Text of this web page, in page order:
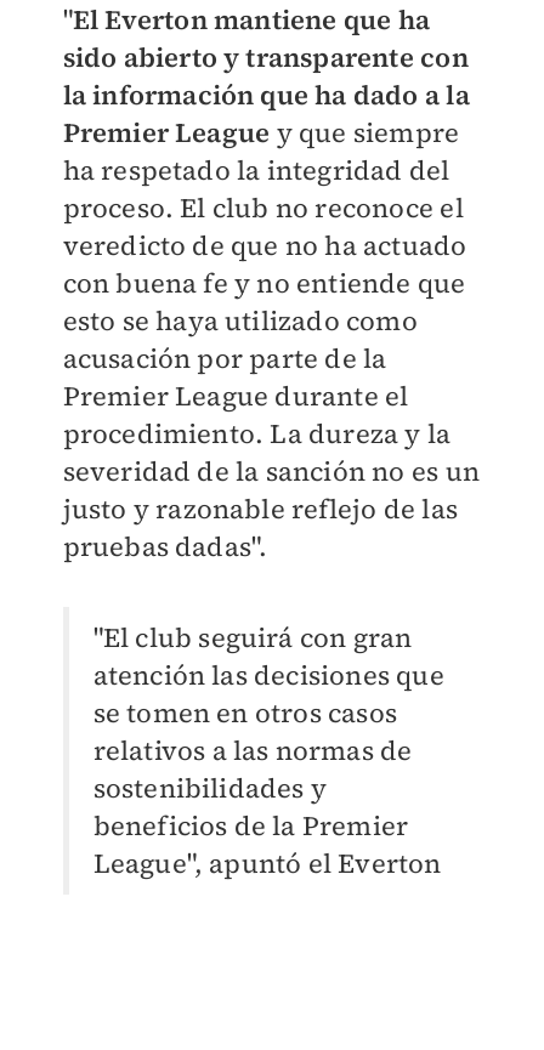
"El Everton mantiene que ha
sido abierto y transparente con
la información que ha dado a la
Premier League y que siempre
ha respetado la integridad del
proceso. El club no reconoce el
veredicto de que no ha actuado
con buena fe y no entiende que
esto se haya utilizado como
acusación por parte de la
Premier League durante el
procedimiento. La dureza y la
severidad de la sanción no es un
justo y razonable reflejo de las
pruebas dadas".
"El club seguirá con gran
atención las decisiones que
se tomen en otros casos
relativos a las normas de
sostenibilidades y
beneficios de la Premier
League", apuntó el Everton